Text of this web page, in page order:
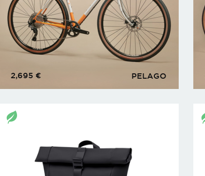
PELAGO
2,695 €